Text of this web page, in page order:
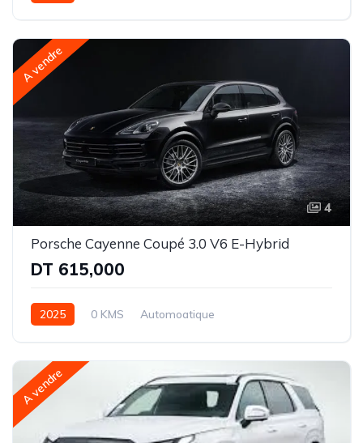
Intégrale-8 rapports
A vendre
4
Porsche Cayenne Coupé 3.0 V6 E-Hybrid
DT 615,000
2025 0 KMS
Automoatique
Intégrale-8 rapports
A vendre